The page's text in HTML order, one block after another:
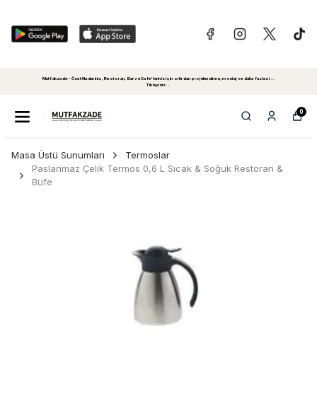
Mutfakzade - Özel Alanlariniz, Restoran, Bar ve Cafe'leriniz için sıfırdan projelendirme, montaj ve daha fazlasi...
Tiklayiniz...
0
Masa Üstü Sunumları
Termoslar
Paslanmaz Çelik Termos 0,6 L Sıcak & Soğuk Restoran &
Büfe